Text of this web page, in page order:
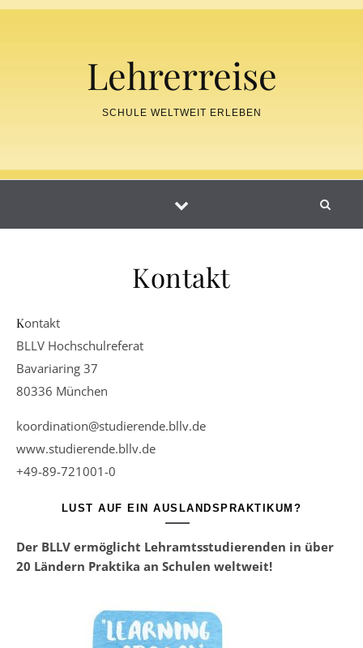
Skip to content
Lehrerreise
SCHULE WELTWEIT ERLEBEN
Kontakt
Kontakt
BLLV Hochschulreferat
Bavariaring 37
80336 München
koordination@studierende.bllv.de
www.studierende.bllv.de
+49-89-721001-0
LUST AUF EIN AUSLANDSPRAKTIKUM?
Der BLLV ermöglicht Lehramtsstudierenden in über
20 Ländern Praktika an Schulen weltweit!